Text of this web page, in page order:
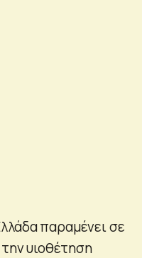
παραμένει σε
υιοθέτηση